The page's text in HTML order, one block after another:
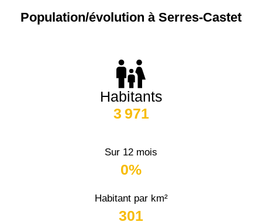
Population/évolution à Serres-Castet
Habitants
3 971
Sur 12 mois
0%
Habitant par km²
301